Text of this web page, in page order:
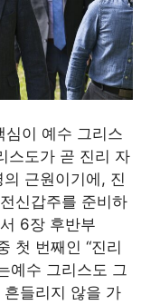
심이 예수 그리스
스도가 곧 진리 자
근원이기에, 진
신갑주를 준비하
6장 후반부
첫 번째인 “진리
예수 그리스도 그
들리지 않을 가